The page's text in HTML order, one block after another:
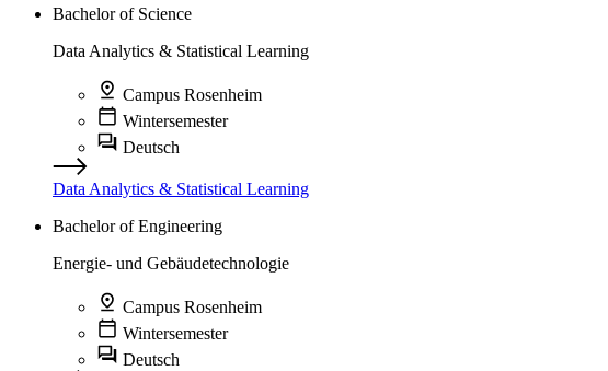
Bachelor of Science
Data Analytics & Statistical Learning
Campus Rosenheim
Wintersemester
Deutsch
Data Analytics & Statistical Learning
Bachelor of Engineering
Energie- und Gebäudetechnologie
Campus Rosenheim
Wintersemester
Deutsch